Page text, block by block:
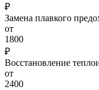
₽
Замена плавкого
от
1800
₽
Восстановление
от
2400